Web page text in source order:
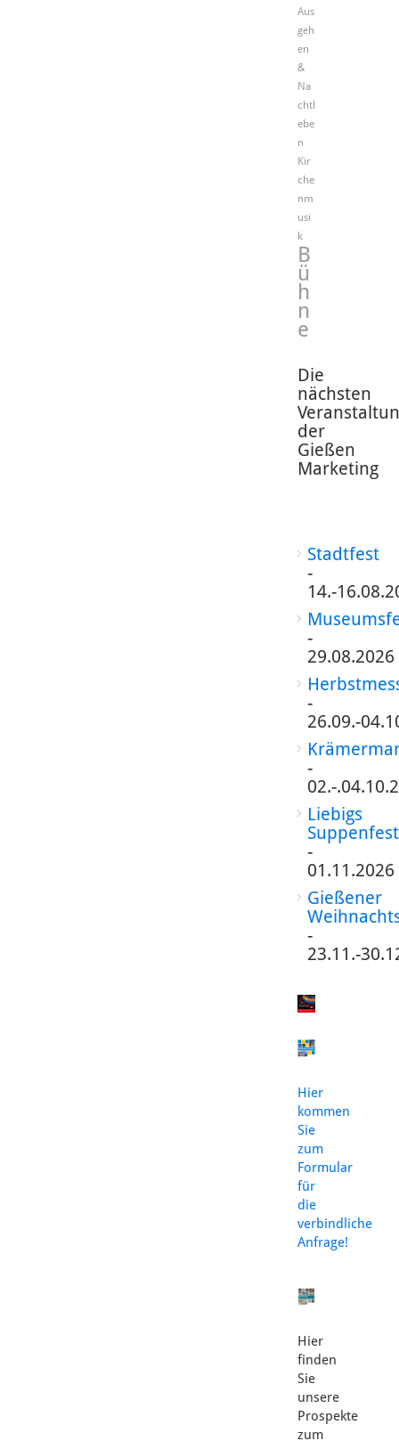
Aus
geh
en
&
Na
chtl
ebe
n
Kir
che
nm
usi
k
B
ü
h
n
e
Die
nächsten
der
Gießen
Marketing
Stadtfest
-
14.-
-
29.08.2026
-
26.09.-
-
02.-
Liebigs
Suppenfest
-
01.11.2026
Gießener
-
23.11.-
Hier
kommen
Sie
zum
Formular
für
die
verbindliche
Anfrage!
Hier
finden
Sie
unsere
Prospekte
zum